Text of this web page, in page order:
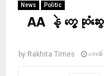
News Politic
AA နဲ့ တွေ့ဆုံဆွေ
by Rakhita Times ဖေ‌ဖ